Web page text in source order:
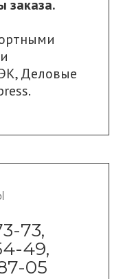
заказа.
,Деловые
73,
49,
05